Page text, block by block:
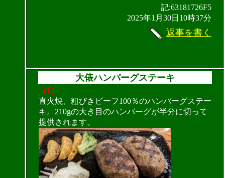
記:63181726F5
2025年1月30日10時37分
返事を書く
大俵ハンバーグステーキ
（1）
直火焼、粗びきビーフ100％のハンバーグステー
キ。210gの大き目のハンバーグが半分に切って
提供されます。